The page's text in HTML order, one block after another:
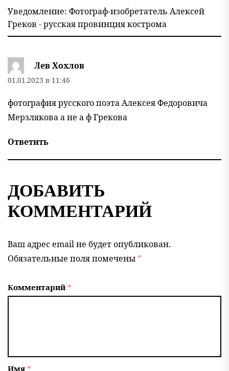
Уведомление: Фотограф-изобретатель Алексей
Греков - русская провинция кострома
Лев Хохлов
01.01.2023 в 11:46
фотография русского поэта Aлексея Федоровича
Мерзлякова а не а ф Грекова
Ответить
ДОБАВИТЬ
КОММЕНТАРИЙ
Ваш адрес email не будет опубликован.
Обязательные поля помечены *
Комментарий*
Имя *